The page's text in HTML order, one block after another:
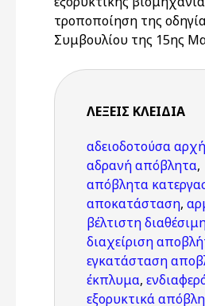
τροποποίηση της
Συμβουλίου της 15ης
ΛΈΞΕΙΣ KΛΕΙΔΙΆ
αδειοδοτούσα αρχή
αδρανή απόβλητα,
απόβλητα
αποκατάσταση,
βέλτιστη
διαχείριση
εγκατάσταση
έκπλυμα,
εξορυκτικά